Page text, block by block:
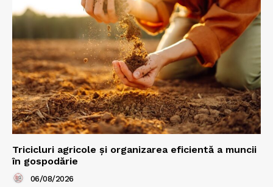
Tricicluri agricole și organizarea eficientă a muncii
în gospodărie
06/08/2026